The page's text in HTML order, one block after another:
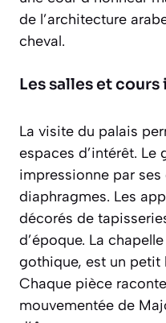
de l’architecture
cheval.
Les salles et
La visite du palais
espaces d’intérêt. Le
impressionne par
diaphragmes. Les
décorés de
d’époque. La
gothique, est un petit
Chaque pièce
mouvementée de